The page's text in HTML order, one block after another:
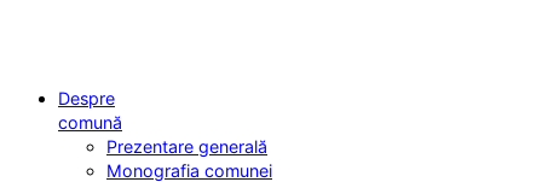
Despre
comună
Prezentare generală
Monografia comunei